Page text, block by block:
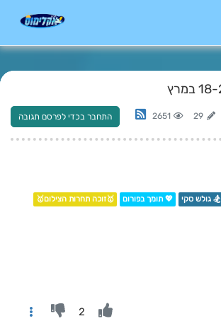
29
2651 התחבר בכדי לפרסם תגובה
🏂 גולש סקי 💖 תומך בפורום 🥇זוכה תחרות הצילום🥇
2